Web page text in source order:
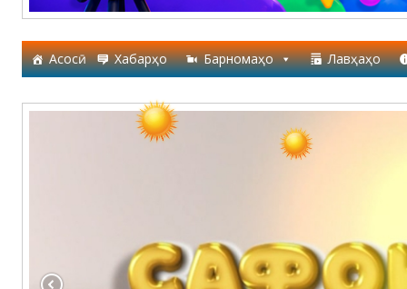
Асосӣ Хабарҳо Барномаҳо Лавҳаҳо